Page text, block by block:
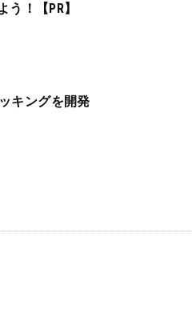
う！【PR】
キングを開発